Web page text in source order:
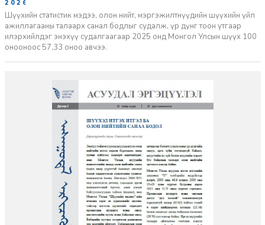
2026-06-11
Шүүхийн статистик мэдээ, олон нийт, мэргэжилтнүүдийн шүүхийн үйл
ажиллагааны талаарх санал бодлыг судалж, үр дүнг тоон утгаар
илэрхийлдэг энэхүү судалгаагаар 2025 онд Монгол Улсын шүүх 100
онооноос 57,33 оноо авчээ.